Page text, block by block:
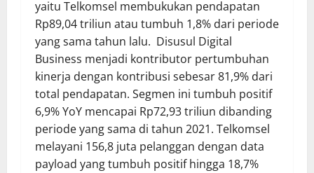
yaitu Telkomsel membukukan pendapatan
Rp89,04 triliun atau tumbuh 1,8% dari periode
yang sama tahun lalu. Disusul Digital
Business menjadi kontributor pertumbuhan
kinerja dengan kontribusi sebesar 81,9% dari
total pendapatan. Segmen ini tumbuh positif
6,9% YoY mencapai Rp72,93 triliun dibanding
periode yang sama di tahun 2021. Telkomsel
melayani 156,8 juta pelanggan dengan data
payload yang tumbuh positif hingga 18,7%